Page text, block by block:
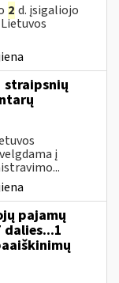
2 d. įsigaliojo
straipsnių
į
pajamų